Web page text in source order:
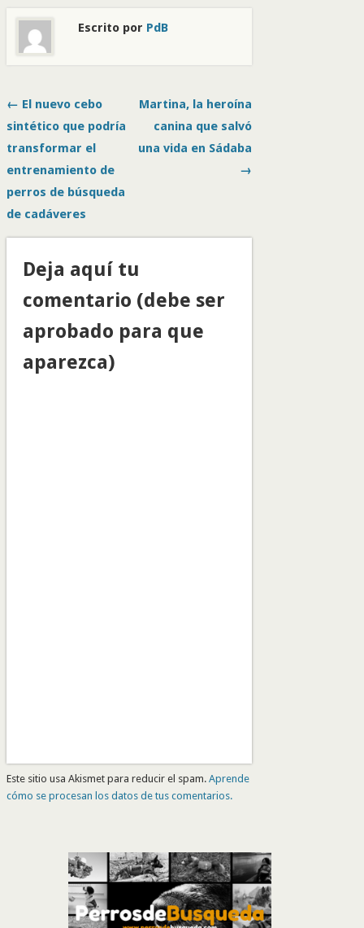
Escrito por PdB
← El nuevo cebo
sintético que podría
transformar el
entrenamiento de
perros de búsqueda
de cadáveres
Martina, la heroína
canina que salvó
una vida en Sádaba
→
Deja aquí tu
comentario (debe ser
aprobado para que
aparezca)
Este sitio usa Akismet para reducir el spam. Aprende
cómo se procesan los datos de tus comentarios.